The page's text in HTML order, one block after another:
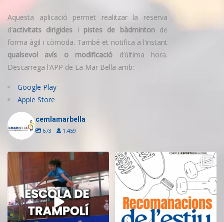
Aquesta aplicació permet realitzar la reserva
d’activitats dirigides i pistes de bàdmintonde
forma àgil i còmoda. També et notifica a l’instant
qualsevol avís o modificació d’última hora.
Descarrega l’APP de La Mar Bella amb:
Google Play
Apple Store
cemlamarbella
673 1.459
Inscriu-te a l’Escola de Trampolí
del CEM
14 0
Aquest estiu, continua movent-te
i cuidant-te! ...
5 0